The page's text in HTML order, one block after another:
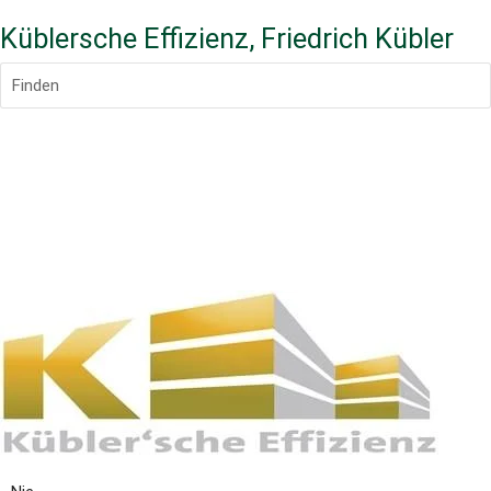
Küblersche Effizienz, Friedrich Kübler
Finden